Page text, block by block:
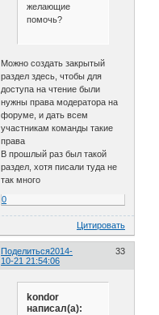
желающие
помочь?
Можно создать закрытый
раздел здесь, чтобы для
доступа на чтение были
нужны права модератора на
форуме, и дать всем
участникам команды такие
права
В прошлый раз был такой
раздел, хотя писали туда не
так много
0
Цитировать
Поделиться 33
2014-
10-21 21:54:06
kondor
написал(а):